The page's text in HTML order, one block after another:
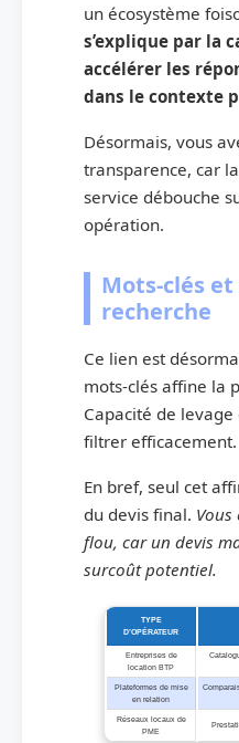
un écosystème
s’explique par la
accélérer les
dans le contexte
Désormais, vous
transparence, car
service débouche
opération.
Mots-clés
recherche
Ce lien est
mots-clés affine la
Capacité de
filtrer efficacement.
En bref, seul cet
du devis final. Vous
flou, car un devis
surcoût potentiel.
TYPE
D’OPÉRATEUR
Entreprises de
location BTP
Plateformes de mise
en relation
Réseaux locaux de
PME